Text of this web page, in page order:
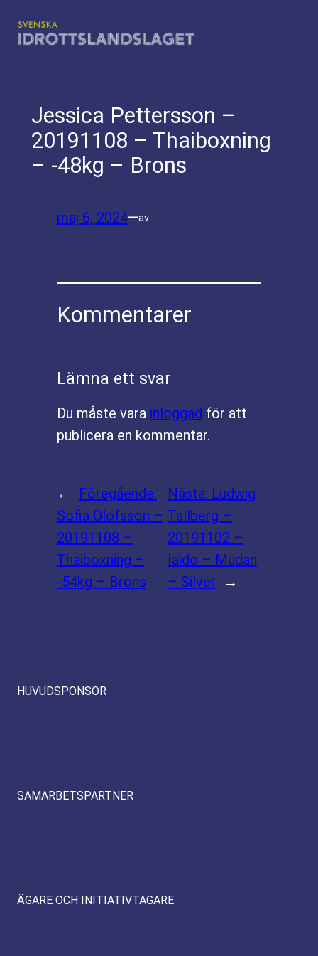
till
Jessica Pettersson –
20191108 – Thaiboxning
– -48kg – Brons
maj 6, 2024—av
Kommentarer
Lämna ett svar
Du måste vara inloggad för att
publicera en kommentar.
←
Föregående:
Sofia Olofsson –
20191108 –
Thaiboxning –
-54kg – Brons
Nästa: Ludwig
Tallberg –
20191102 –
Iaido – Mudan
– Silver
→
HUVUDSPONSOR
SAMARBETSPARTNER
ÄGARE OCH INITIATIVTAGARE